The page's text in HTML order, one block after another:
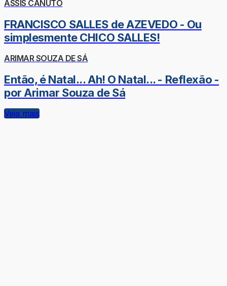
ASSIS CANUTO
FRANCISCO SALLES de AZEVEDO - Ou
simplesmente CHICO SALLES!
ARIMAR SOUZA DE SÁ
Então, é Natal... Ah! O Natal... - Reflexão -
por Arimar Souza de Sá
Veja mais